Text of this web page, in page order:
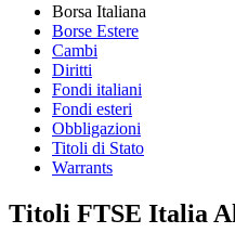
Borsa Italiana
Borse Estere
Cambi
Diritti
Fondi italiani
Fondi esteri
Obbligazioni
Titoli di Stato
Warrants
Titoli FTSE Italia